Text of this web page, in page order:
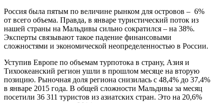
Россия была пятым по величине рынком для островов – 6%
от всего объема. Правда, в январе туристический поток из
нашей страны на Мальдивы сильно сократился – на 38%.
Эксперты связывают такое падение финансовыми
сложностями и экономической неопределенностью в России.
Уступив Европе по объемам турпотока в страну, Азия и
Тихоокеанский регион ушли в прошлом месяце на вторую
позицию. Рыночная доля региона снизилась с 48,4% до 37,4%
в январе 2015 года. В общей сложности Мальдивы за месяц
посетили 36 311 туристов из азиатских стран. Это на 20,6%